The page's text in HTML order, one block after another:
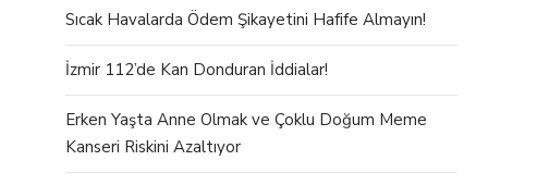
Sıcak Havalarda Ödem Şikayetini Hafife Almayın!
İzmir 112’de Kan Donduran İddialar!
Erken Yaşta Anne Olmak ve Çoklu Doğum Meme
Kanseri Riskini Azaltıyor